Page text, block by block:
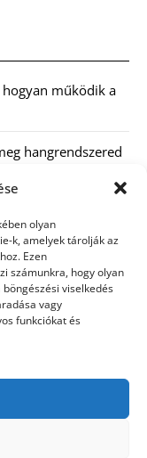
olyan
k, amelyek tárolják az
Ezen
számunkra, hogy olyan
viselkedés
vagy
funkciókat és
hogyan működik a
hangrendszered
kell figyelni?
mit
biztosít